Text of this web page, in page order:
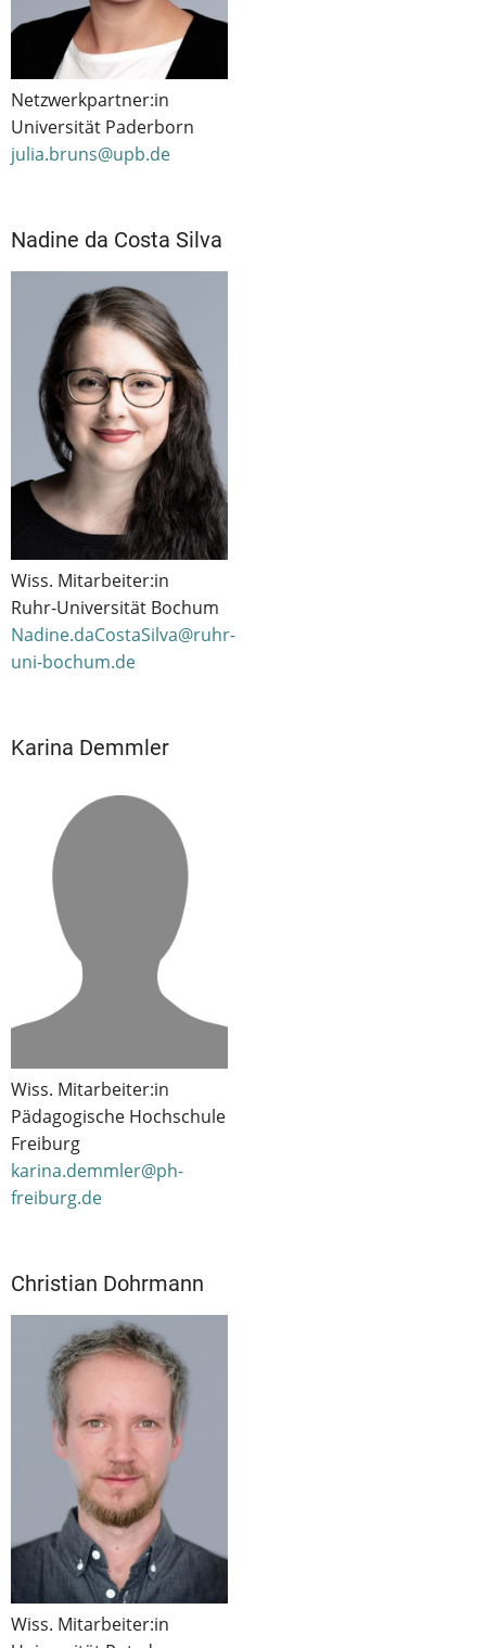
Netzwerkpartner:in
Universität Paderborn
julia.bruns@upb.de
Nadine da Costa Silva
Wiss. Mitarbeiter:in
Ruhr-Universität Bochum
Nadine.daCostaSilva@ruhr-
uni-bochum.de
Karina Demmler
Wiss. Mitarbeiter:in
Pädagogische Hochschule
Freiburg
karina.demmler@ph-
freiburg.de
Christian Dohrmann
Wiss. Mitarbeiter:in